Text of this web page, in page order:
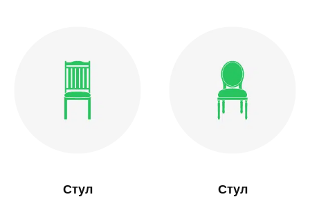
Стул Стул